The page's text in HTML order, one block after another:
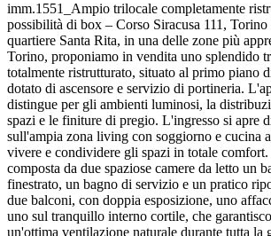
imm.1551_Ampio trilocale completamente
possibilità di box – Corso Siracusa 111,
quartiere Santa Rita, in una delle zone più
Torino, proponiamo in vendita uno splendido
totalmente ristrutturato, situato al primo piano
dotato di ascensore e servizio di portineria.
distingue per gli ambienti luminosi, la
spazi e le finiture di pregio. L'ingresso si apre
sull'ampia zona living con soggiorno e cucina
vivere e condividere gli spazi in totale
composta da due spaziose camere da letto un
finestrato, un bagno di servizio e un pratico
due balconi, con doppia esposizione, uno
uno sul tranquillo interno cortile, che
un'ottima ventilazione naturale durante tutta la